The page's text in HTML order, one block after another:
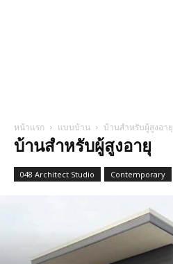
หน้าแรก แบบบ้าน บ้านสำหรับผู้สูงอายุ
บ้านสำหรับผู้สูงอายุ
048 Architect Studio Contemporary